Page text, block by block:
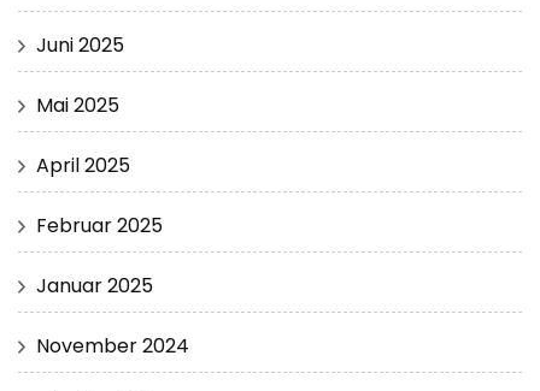
Juni 2025
Mai 2025
April 2025
Februar 2025
Januar 2025
November 2024